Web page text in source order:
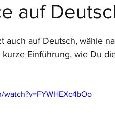
auf
auch auf Deutsch, wähle
Einführung, wie Du